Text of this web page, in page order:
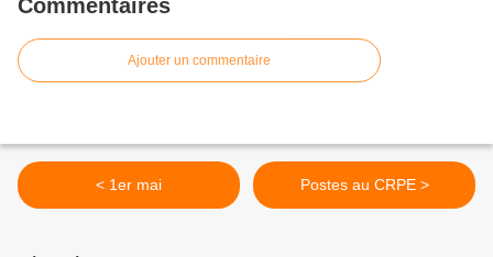
Commentaires
Ajouter un commentaire
< 1er mai Postes au CRPE >